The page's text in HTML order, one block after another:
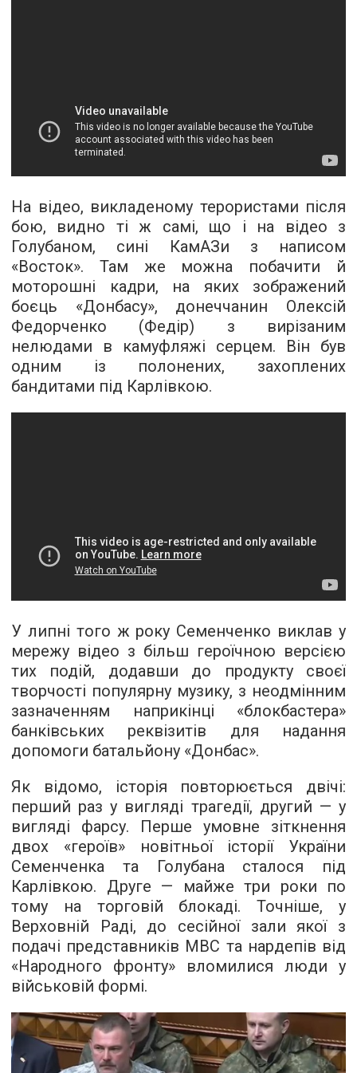
На відео, викладеному терористами після
бою, видно ті ж самі, що і на відео з
Голубаном, сині КамАЗи з написом
«Восток». Там же можна побачити й
моторошні кадри, на яких зображений
боєць «Донбасу», донеччанин Олексій
Федорченко (Федір) з вирізаним
нелюдами в камуфляжі серцем. Він був
одним із полонених, захоплених
бандитами під Карлівкою.
У липні того ж року Семенченко виклав у
мережу відео з більш героїчною версією
тих подій, додавши до продукту своєї
творчості популярну музику, з неодмінним
зазначенням наприкінці «блокбастера»
банківських реквізитів для надання
допомоги батальйону «Донбас».
Як відомо, історія повторюється двічі:
перший раз у вигляді трагедії, другий — у
вигляді фарсу. Перше умовне зіткнення
двох «героїв» новітньої історії України
Семенченка та Голубана сталося під
Карлівкою. Друге — майже три роки по
тому на торговій блокаді. Точніше, у
Верховній Раді, до сесійної зали якої з
подачі представників МВС та нардепів від
«Народного фронту» вломилися люди у
військовій формі.